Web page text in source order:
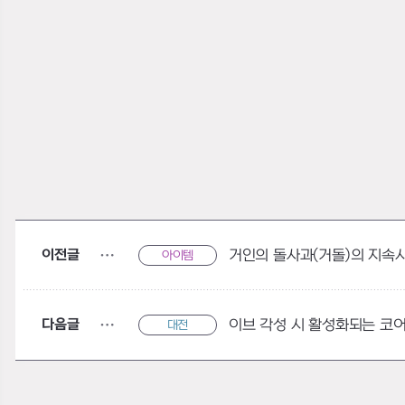
이전글 아이템 거인의 돌사과(거돌)의 지속
다음글 대전 이브 각성 시 활성화되는 코